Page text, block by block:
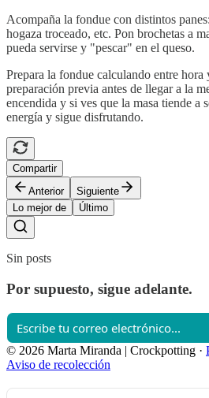
Acompaña la fondue con distintos
hogaza troceado, etc. Pon brochetas a
pueda servirse y "pescar" en el queso.
Prepara la fondue calculando entre hora
preparación previa antes de llegar a la
encendida y si ves que la masa tiende a
energía y sigue disfrutando.
Compartir
Anterior
Siguiente
Lo mejor de
Último
Sin posts
Por supuesto, sigue adelante.
© 2026 Marta Miranda | Crockpotting ·
Aviso de recolección